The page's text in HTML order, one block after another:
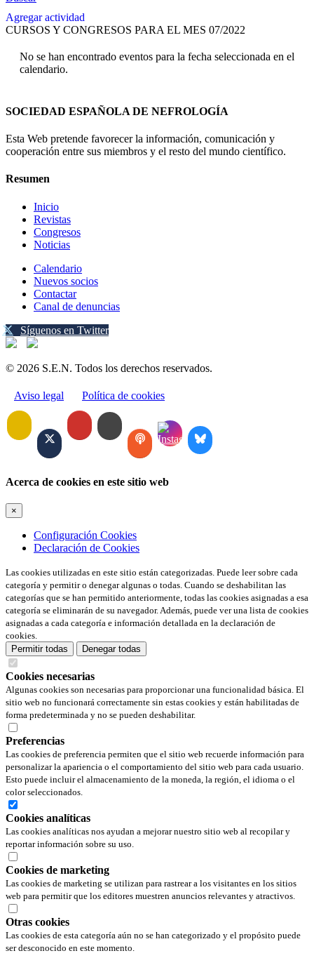
Agregar actividad
CURSOS Y CONGRESOS PARA EL MES 07/2022
No se han encontrado eventos para la fecha seleccionada en el
calendario.
SOCIEDAD ESPAÑOLA DE NEFROLOGÍA
Esta Web pretende favorecer la información, comunicación y
cooperación entre sus miembros y el resto del mundo científico.
Resumen
Inicio
Revistas
Congresos
Noticias
Calendario
Nuevos socios
Contactar
Canal de denuncias
Síguenos en Twitter
© 2026 S.E.N. Todos los derechos reservados.
Aviso legal Política de cookies
Acerca de cookies en este sitio web
×
Configuración Cookies
Declaración de Cookies
Las cookies utilizadas en este sitio están categorizadas. Puede leer sobre cada
categoría y permitir o denegar algunas o todas. Cuando se deshabilitan las
categorías que se han permitido anteriormente, todas las cookies asignadas a esa
categoría se eliminarán de su navegador. Además, puede ver una lista de cookies
asignadas a cada categoría e información detallada en la declaración de
cookies.
Permitir todas
Denegar todas
Cookies necesarias
Algunas cookies son necesarias para proporcionar una funcionalidad básica. El
sitio web no funcionará correctamente sin estas cookies y están habilitadas de
forma predeterminada y no se pueden deshabilitar.
Preferencias
Las cookies de preferencia permiten que el sitio web recuerde información para
personalizar la apariencia o el comportamiento del sitio web para cada usuario.
Esto puede incluir el almacenamiento de la moneda, la región, el idioma o el
color seleccionados.
Cookies analíticas
Las cookies analíticas nos ayudan a mejorar nuestro sitio web al recopilar y
reportar información sobre su uso.
Cookies de marketing
Las cookies de marketing se utilizan para rastrear a los visitantes en los sitios
web para permitir que los editores muestren anuncios relevantes y atractivos.
Otras cookies
Las cookies de esta categoría aún no se han categorizado y el propósito puede
ser desconocido en este momento.